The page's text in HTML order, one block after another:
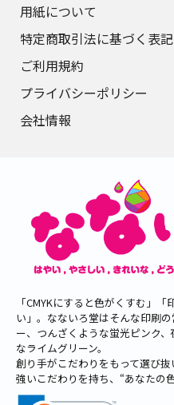
用紙について
特定商取引法に基づく表記
ご利用規約
プライバシーポリシー
会社情報
「CMYKにすると色がくすむ」
い」。なないろ堂はそんな印刷
ー、つんざくような蛍光ピンク
なライムグリーン。
創り手がこだわりをもって選び
強いこだわりを持ち、“あなたの